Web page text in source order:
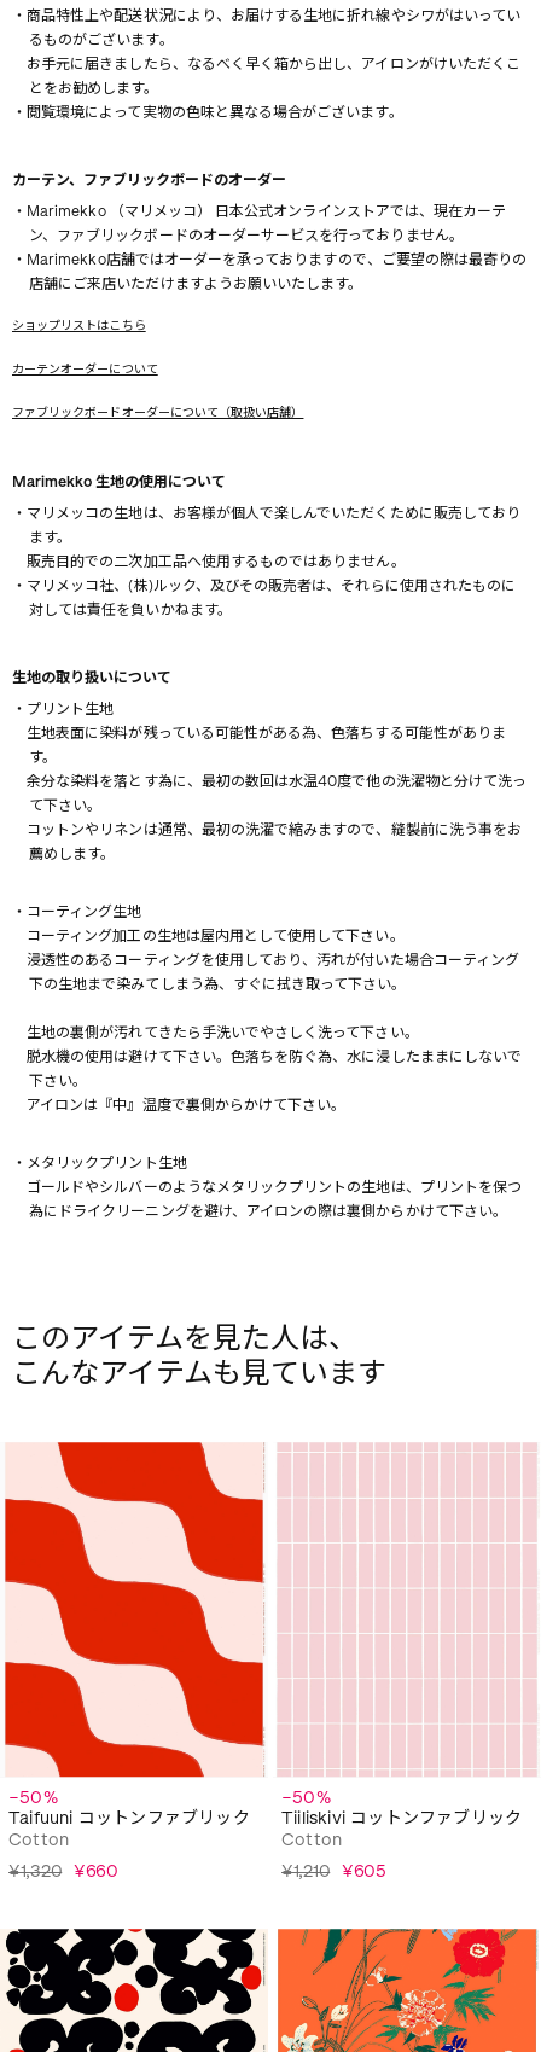
・商品特性上や配送状況により、お届けする生地に折れ線やシワがはいってい
るものがございます。
お手元に届きましたら、なるべく早く箱から出し、アイロンがけいただくこ
とをお勧めします。
・閲覧環境によって実物の色味と異なる場合がございます。
カーテン、ファブリックボードのオーダー
・Marimekko （マリメッコ） 日本公式オンラインストアでは、現在カーテ
ン、ファブリックボードのオーダーサービスを行っておりません。
・Marimekko店舗ではオーダーを承っておりますので、ご要望の際は最寄りの
店舗にご来店いただけますようお願いいたします。
ショップリストはこちら
カーテンオーダーについて
ファブリックボードオーダーについて（取扱い店舗）
Marimekko 生地の使用について
・マリメッコの生地は、お客様が個人で楽しんでいただくために販売しており
ます。
販売目的での二次加工品へ使用するものではありません。
・マリメッコ社、(株)ルック、及びその販売者は、それらに使用されたものに
対しては責任を負いかねます。
生地の取り扱いについて
・プリント生地
生地表面に染料が残っている可能性がある為、色落ちする可能性がありま
す。
余分な染料を落とす為に、最初の数回は水温40度で他の洗濯物と分けて洗っ
て下さい。
コットンやリネンは通常、最初の洗濯で縮みますので、縫製前に洗う事をお
薦めします。
・コーティング生地
コーティング加工の生地は屋内用として使用して下さい。
浸透性のあるコーティングを使用しており、汚れが付いた場合コーティング
下の生地まで染みてしまう為、すぐに拭き取って下さい。
生地の裏側が汚れてきたら手洗いでやさしく洗って下さい。
脱水機の使用は避けて下さい。色落ちを防ぐ為、水に浸したままにしないで
下さい。
アイロンは『中』温度で裏側からかけて下さい。
・メタリックプリント生地
ゴールドやシルバーのようなメタリックプリントの生地は、プリントを保つ
為にドライクリーニングを避け、アイロンの際は裏側からかけて下さい。
このアイテムを見た人は、
こんなアイテムも見ています
−50%
Taifuuni コットンファブリック
Cotton
¥1,320 ¥660
−50%
Tiiliskivi コットンファブリック
Cotton
¥1,210 ¥605